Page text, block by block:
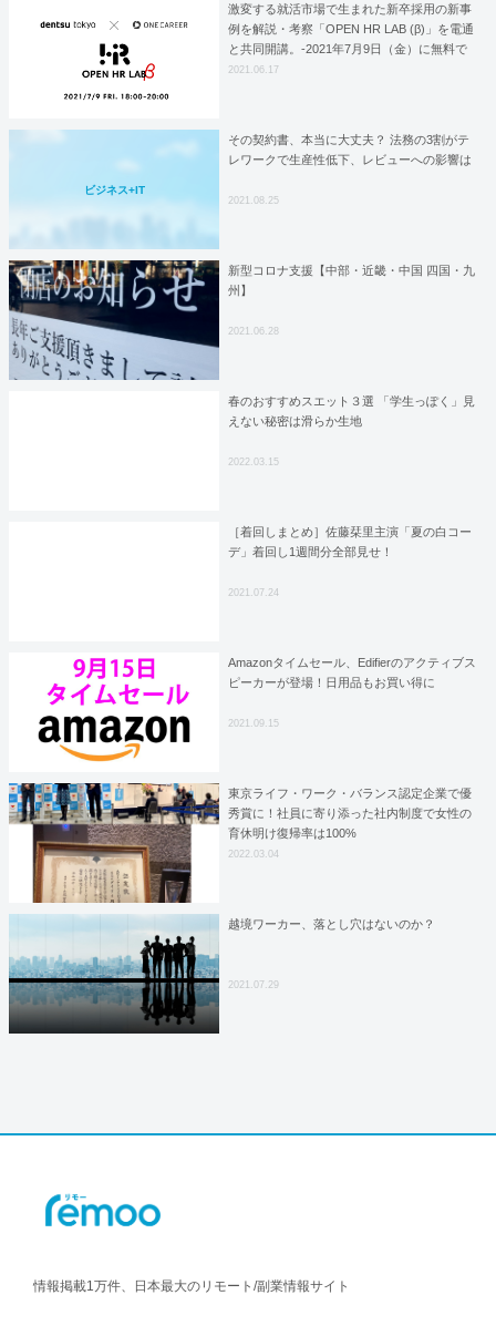
激変する就活市場で生まれた新卒採用の新事
例を解説・考察「OPEN HR LAB (β)」を電通
と共同開講。-2021年7月9日（金）に無料で
企業の新卒担当者向けにオンライン開催-
2021.06.17
ビジネス+IT
その契約書、本当に大丈夫？ 法務の3割がテ
レワークで生産性低下、レビューへの影響は
2021.08.25
新型コロナ支援【中部・近畿・中国 四国・九
州】
2021.06.28
春のおすすめスエット３選 「学生っぽく」見
えない秘密は滑らか生地
2022.03.15
［着回しまとめ］佐藤栞里主演「夏の白コー
デ」着回し1週間分全部見せ！
2021.07.24
Amazonタイムセール、Edifierのアクティブス
ピーカーが登場！日用品もお買い得に
2021.09.15
東京ライフ・ワーク・バランス認定企業で優
秀賞に！社員に寄り添った社内制度で女性の
育休明け復帰率は100%
2022.03.04
越境ワーカー、落とし穴はないのか？
2021.07.29
情報掲載1万件、日本最大のリモート/副業情報サイト